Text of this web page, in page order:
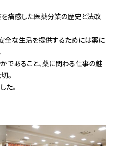
痛感した医薬分業の歴史と法改
全な生活を提供するためには薬に
であること、薬に関わる仕事の魅
。
た。